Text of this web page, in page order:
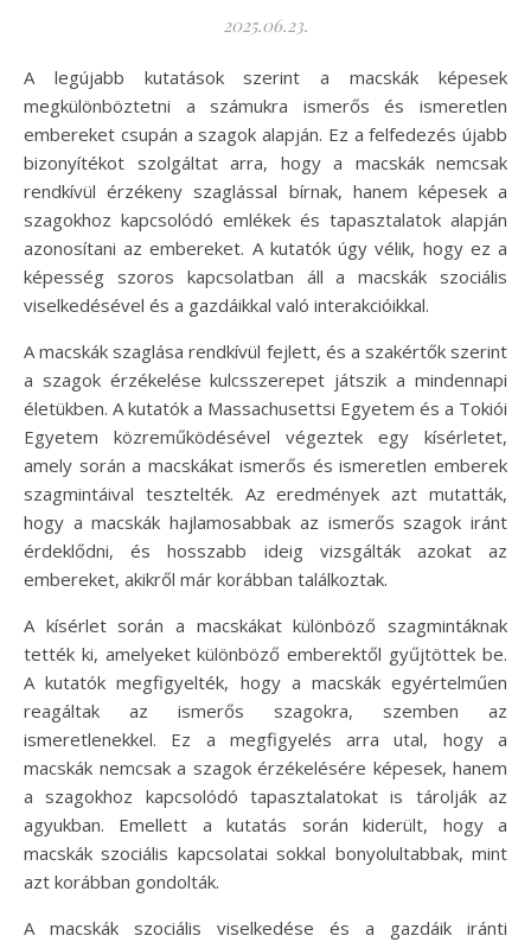
2025.06.23.
A legújabb kutatások szerint a macskák képesek
megkülönböztetni a számukra ismerős és ismeretlen
embereket csupán a szagok alapján. Ez a felfedezés újabb
bizonyítékot szolgáltat arra, hogy a macskák nemcsak
rendkívül érzékeny szaglással bírnak, hanem képesek a
szagokhoz kapcsolódó emlékek és tapasztalatok alapján
azonosítani az embereket. A kutatók úgy vélik, hogy ez a
képesség szoros kapcsolatban áll a macskák szociális
viselkedésével és a gazdáikkal való interakcióikkal.
A macskák szaglása rendkívül fejlett, és a szakértők szerint
a szagok érzékelése kulcsszerepet játszik a mindennapi
életükben. A kutatók a Massachusettsi Egyetem és a Tokiói
Egyetem közreműködésével végeztek egy kísérletet,
amely során a macskákat ismerős és ismeretlen emberek
szagmintáival tesztelték. Az eredmények azt mutatták,
hogy a macskák hajlamosabbak az ismerős szagok iránt
érdeklődni, és hosszabb ideig vizsgálták azokat az
embereket, akikről már korábban találkoztak.
A kísérlet során a macskákat különböző szagmintáknak
tették ki, amelyeket különböző emberektől gyűjtöttek be.
A kutatók megfigyelték, hogy a macskák egyértelműen
reagáltak az ismerős szagokra, szemben az
ismeretlenekkel. Ez a megfigyelés arra utal, hogy a
macskák nemcsak a szagok érzékelésére képesek, hanem
a szagokhoz kapcsolódó tapasztalatokat is tárolják az
agyukban. Emellett a kutatás során kiderült, hogy a
macskák szociális kapcsolatai sokkal bonyolultabbak, mint
azt korábban gondolták.
A macskák szociális viselkedése és a gazdáik iránti